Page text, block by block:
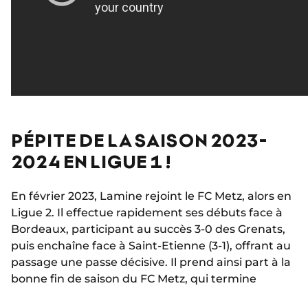
PÉPITE DE LA SAISON 2023-
2024 EN LIGUE 1 !
En février 2023, Lamine rejoint le FC Metz, alors en
Ligue 2. Il effectue rapidement ses débuts face à
Bordeaux, participant au succès 3-0 des Grenats,
puis enchaîne face à Saint-Etienne (3-1), offrant au
passage une passe décisive. Il prend ainsi part à la
bonne fin de saison du FC Metz, qui termine